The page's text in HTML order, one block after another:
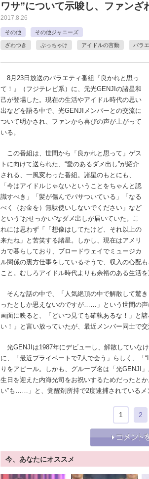
ワサ”について示唆し、ファン
2017.8.26
その他 その他ジャニーズ
ざわつき ぶっちゃけ アイドルの言動 バラ
8月23日放送のバラエティ番組『良かれと思っ
て！』（フジテレビ系）に、元光GENJIの諸星和
己が登場した。現在の生活やアイドル時代の思い
出などを語る中で、光GENJIメンバーとの交流に
ついて明かされ、ファンから喜びの声が上がって
いる。
この番組は、世間から「良かれと思って」ゲス
トに向けて送られた、“愛のあるダメ出し”が紹介
される、一風変わった番組。諸星のもとにも、
「今はアイドルじゃないということをちゃんと認
識すべき」「髪が傷んでパサついている」「なる
べく（お金を）無駄使いしないでください」など
という“おせっかい”なダメ出しが届いていた。こ
れには思わず「「想像はしてたけど、それ以上の
来たね」と苦笑する諸星。しかし、現在はアメリ
カで暮らしており、ブロードウェイでミュージカ
ル関係の裏方仕事をしているそうで、収入の心配
こと。むしろアイドル時代よりも余裕のある生活を
そんな話の中で、「人気絶頂の中で解散して驚
ったとしか思えないのですが……」という世間の
画面に映ると、「どいつ見ても確執あるな！」と
い！」と言い放っていたが、最近メンバー同士で交
光GENJIは1987年にデビューし、解散していな
に、「最近プライベートで7人で会う」らしく、「
りをアピール。しかも、グループ名は「光GENJI
生日を迎えた内海光司をお祝いするためだったと
い”も……」と、覚醒剤所持で2度逮捕されているメ
1 2
今、あなたにオススメ